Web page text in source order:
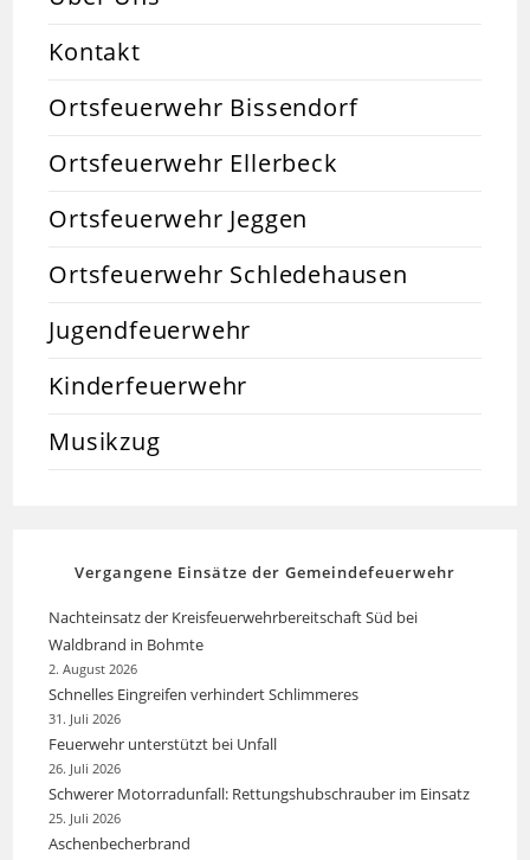
Kontakt
Ortsfeuerwehr Bissendorf
Ortsfeuerwehr Ellerbeck
Ortsfeuerwehr Jeggen
Ortsfeuerwehr Schledehausen
Jugendfeuerwehr
Kinderfeuerwehr
Musikzug
Vergangene Einsätze der Gemeindefeuerwehr
Nachteinsatz der Kreisfeuerwehrbereitschaft Süd bei
Waldbrand in Bohmte
2. August 2026
Schnelles Eingreifen verhindert Schlimmeres
31. Juli 2026
Feuerwehr unterstützt bei Unfall
26. Juli 2026
Schwerer Motorradunfall: Rettungshubschrauber im Einsatz
25. Juli 2026
Aschenbecherbrand